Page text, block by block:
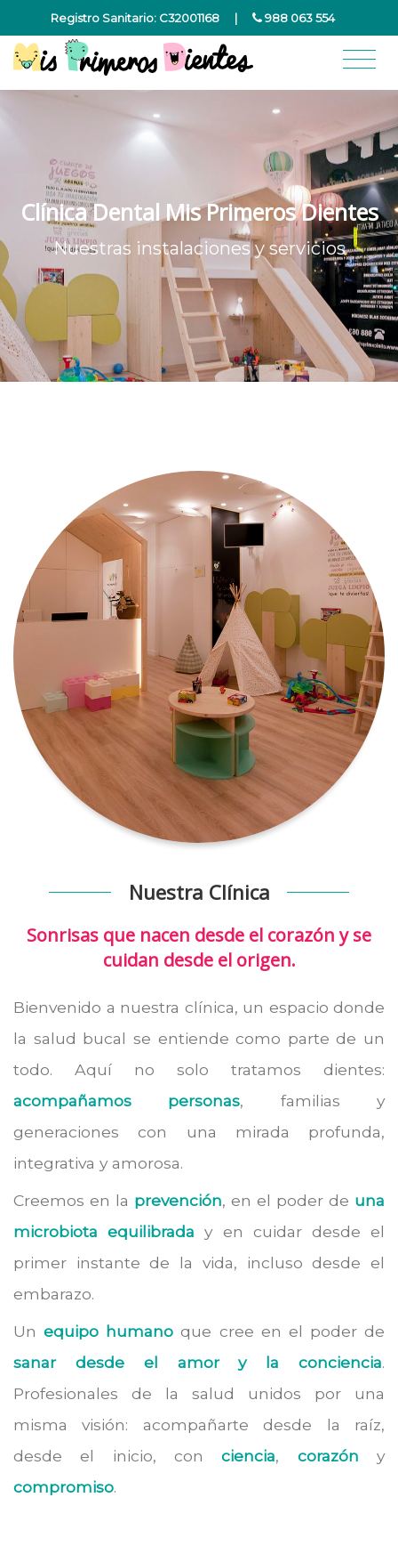
Registro Sanitario: C32001168 | 988 063 554
Clínica Dental Mis Primeros Dientes
Nuestras instalaciones y servicios
Nuestra Clínica
Sonrisas que nacen desde el corazón y se
cuidan desde el origen.
Bienvenido a nuestra clínica, un espacio donde
la salud bucal se entiende como parte de un
todo. Aquí no solo tratamos dientes:
acompañamos personas, familias y
generaciones con una mirada profunda,
integrativa y amorosa.
Creemos en la prevención, en el poder de una
microbiota equilibrada y en cuidar desde el
primer instante de la vida, incluso desde el
embarazo.
Unequipo humano que cree en el poder de
sanar desde el amor y la conciencia.
Profesionales de la salud unidos por una
misma visión: acompañarte desde la raíz,
desde el inicio, conciencia, corazón y
compromiso.